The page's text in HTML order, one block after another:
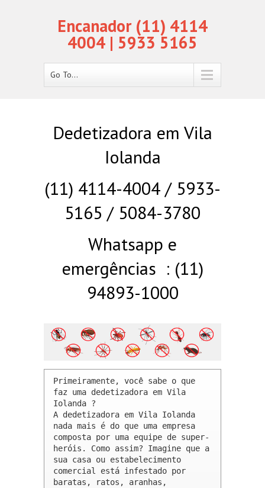
Encanador (11) 4114
4004 | 5933 5165
Go To...
Dedetizadora em Vila
Iolanda
(11) 4114-4004 / 5933-
5165 / 5084-3780
Whatsapp e
emergências : (11)
94893-1000
Primeiramente, você sabe o que
faz uma dedetizadora em Vila
Iolanda ?
A dedetizadora em Vila Iolanda
nada mais é do que uma empresa
composta por uma equipe de super-
heróis. Como assim? Imagine que a
sua casa ou estabelecimento
comercial está infestado por
baratas, ratos, aranhas,